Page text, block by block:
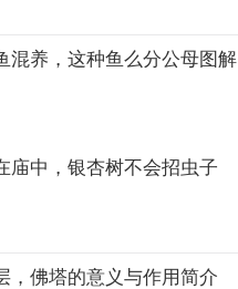
混养，这种鱼么分公母图解
庙中，银杏树不会招虫子
，佛塔的意义与作用简介